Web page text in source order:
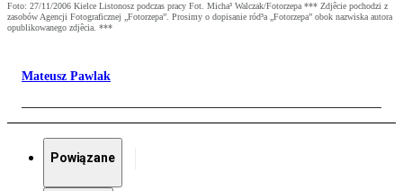
Foto: 27/11/2006 Kielce Listonosz podczas pracy Fot. Micha³ Walczak/Fotorzepa *** Zdjêcie pochodzi z
zasobów Agencji Fotograficznej „Fotorzepa”. Prosimy o dopisanie ród³a „Fotorzepa” obok nazwiska autora
opublikowanego zdjêcia. ***
Mateusz Pawlak
Powiązane